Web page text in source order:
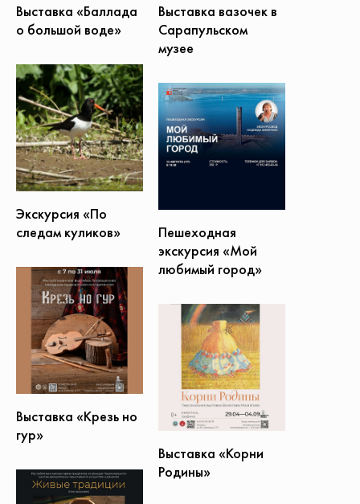
Выставка «Баллада
о большой воде»
Выставка вазочек в
Сарапульском
музее
Экскурсия «По
следам куликов»
Пешеходная
экскурсия «Мой
любимый город»
Выставка «Крезь но
гур»
Выставка «Корни
Родины»